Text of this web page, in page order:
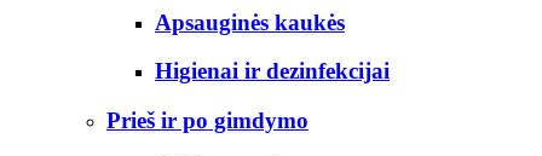
Apsauginės kaukės
Higienai ir dezinfekcijai
Prieš ir po gimdymo